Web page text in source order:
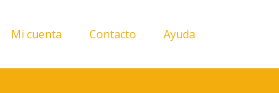
Mi cuenta Contacto Ayuda